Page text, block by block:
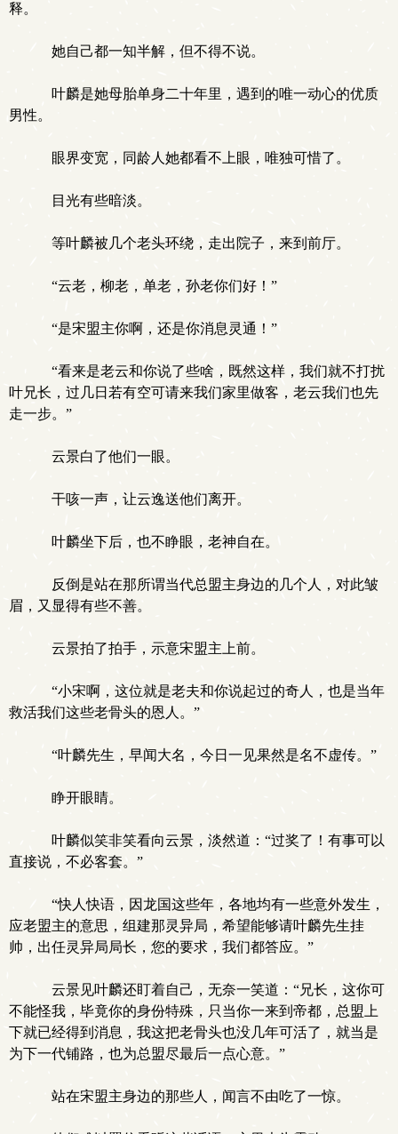
释。
她自己都一知半解，但不得不说。
叶麟是她母胎单身二十年里，遇到的唯一动心的优质
男性。
眼界变宽，同龄人她都看不上眼，唯独可惜了。
目光有些暗淡。
等叶麟被几个老头环绕，走出院子，来到前厅。
“云老，柳老，单老，孙老你们好！”
“是宋盟主你啊，还是你消息灵通！”
“看来是老云和你说了些啥，既然这样，我们就不打扰
叶兄长，过几日若有空可请来我们家里做客，老云我们也先
走一步。”
云景白了他们一眼。
干咳一声，让云逸送他们离开。
叶麟坐下后，也不睁眼，老神自在。
反倒是站在那所谓当代总盟主身边的几个人，对此皱
眉，又显得有些不善。
云景拍了拍手，示意宋盟主上前。
“小宋啊，这位就是老夫和你说起过的奇人，也是当年
救活我们这些老骨头的恩人。”
“叶麟先生，早闻大名，今日一见果然是名不虚传。”
睁开眼睛。
叶麟似笑非笑看向云景，淡然道：“过奖了！有事可以
直接说，不必客套。”
“快人快语，因龙国这些年，各地均有一些意外发生，
应老盟主的意思，组建那灵异局，希望能够请叶麟先生挂
帅，出任灵异局局长，您的要求，我们都答应。”
云景见叶麟还盯着自己，无奈一笑道：“兄长，这你可
不能怪我，毕竟你的身份特殊，只当你一来到帝都，总盟上
下就已经得到消息，我这把老骨头也没几年可活了，就当是
为下一代铺路，也为总盟尽最后一点心意。”
站在宋盟主身边的那些人，闻言不由吃了一惊。